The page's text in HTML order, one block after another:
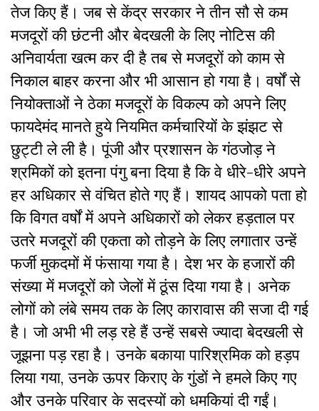
तेज किए हैं। जब से केंद्र सरकार ने तीन सौ से कम
मजदूरों की छंटनी और बेदखली के लिए नोटिस की
अनिवार्यता खत्म कर दी है तब से मजदूरों को काम से
निकाल बाहर करना और भी आसान हो गया है। वर्षों से
नियोक्ताओं ने ठेका मजदूरों के विकल्प को अपने लिए
फायदेमंद मानते हुये नियमित कर्मचारियों के झंझट से
छुट्टी ले ली है। पूंजी और प्रशासन के गंठजोड़ ने
श्रमिकों को इतना पंगु बना दिया है कि वे धीरे-धीरे अपने
हर अधिकार से वंचित होते गए हैं। शायद आपको पता हो
कि विगत वर्षों में अपने अधिकारों को लेकर हड़ताल पर
उतरे मजदूरों की एकता को तोड़ने के लिए लगातार उन्हें
फर्जी मुकदमों में फंसाया गया है। देश भर के हजारों की
संख्या में मजदूरों को जेलों में ठूंस दिया गया है। अनेक
लोगों को लंबे समय तक के लिए कारावास की सजा दी गई
है। जो अभी भी लड़ रहे हैं उन्हें सबसे ज्यादा बेदखली से
जूझना पड़ रहा है। उनके बकाया पारिश्रमिक को हड़प
लिया गया, उनके ऊपर किराए के गुंडों ने हमले किए गए
और उनके परिवार के सदस्यों को धमकियां दी गईं।